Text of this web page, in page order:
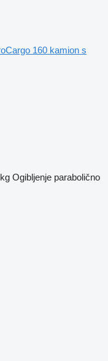
160 kamion s
Ogibljenje parabolično